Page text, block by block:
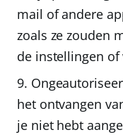
mail of andere
zoals ze zouden
de instellingen
het ontvangen
je niet hebt